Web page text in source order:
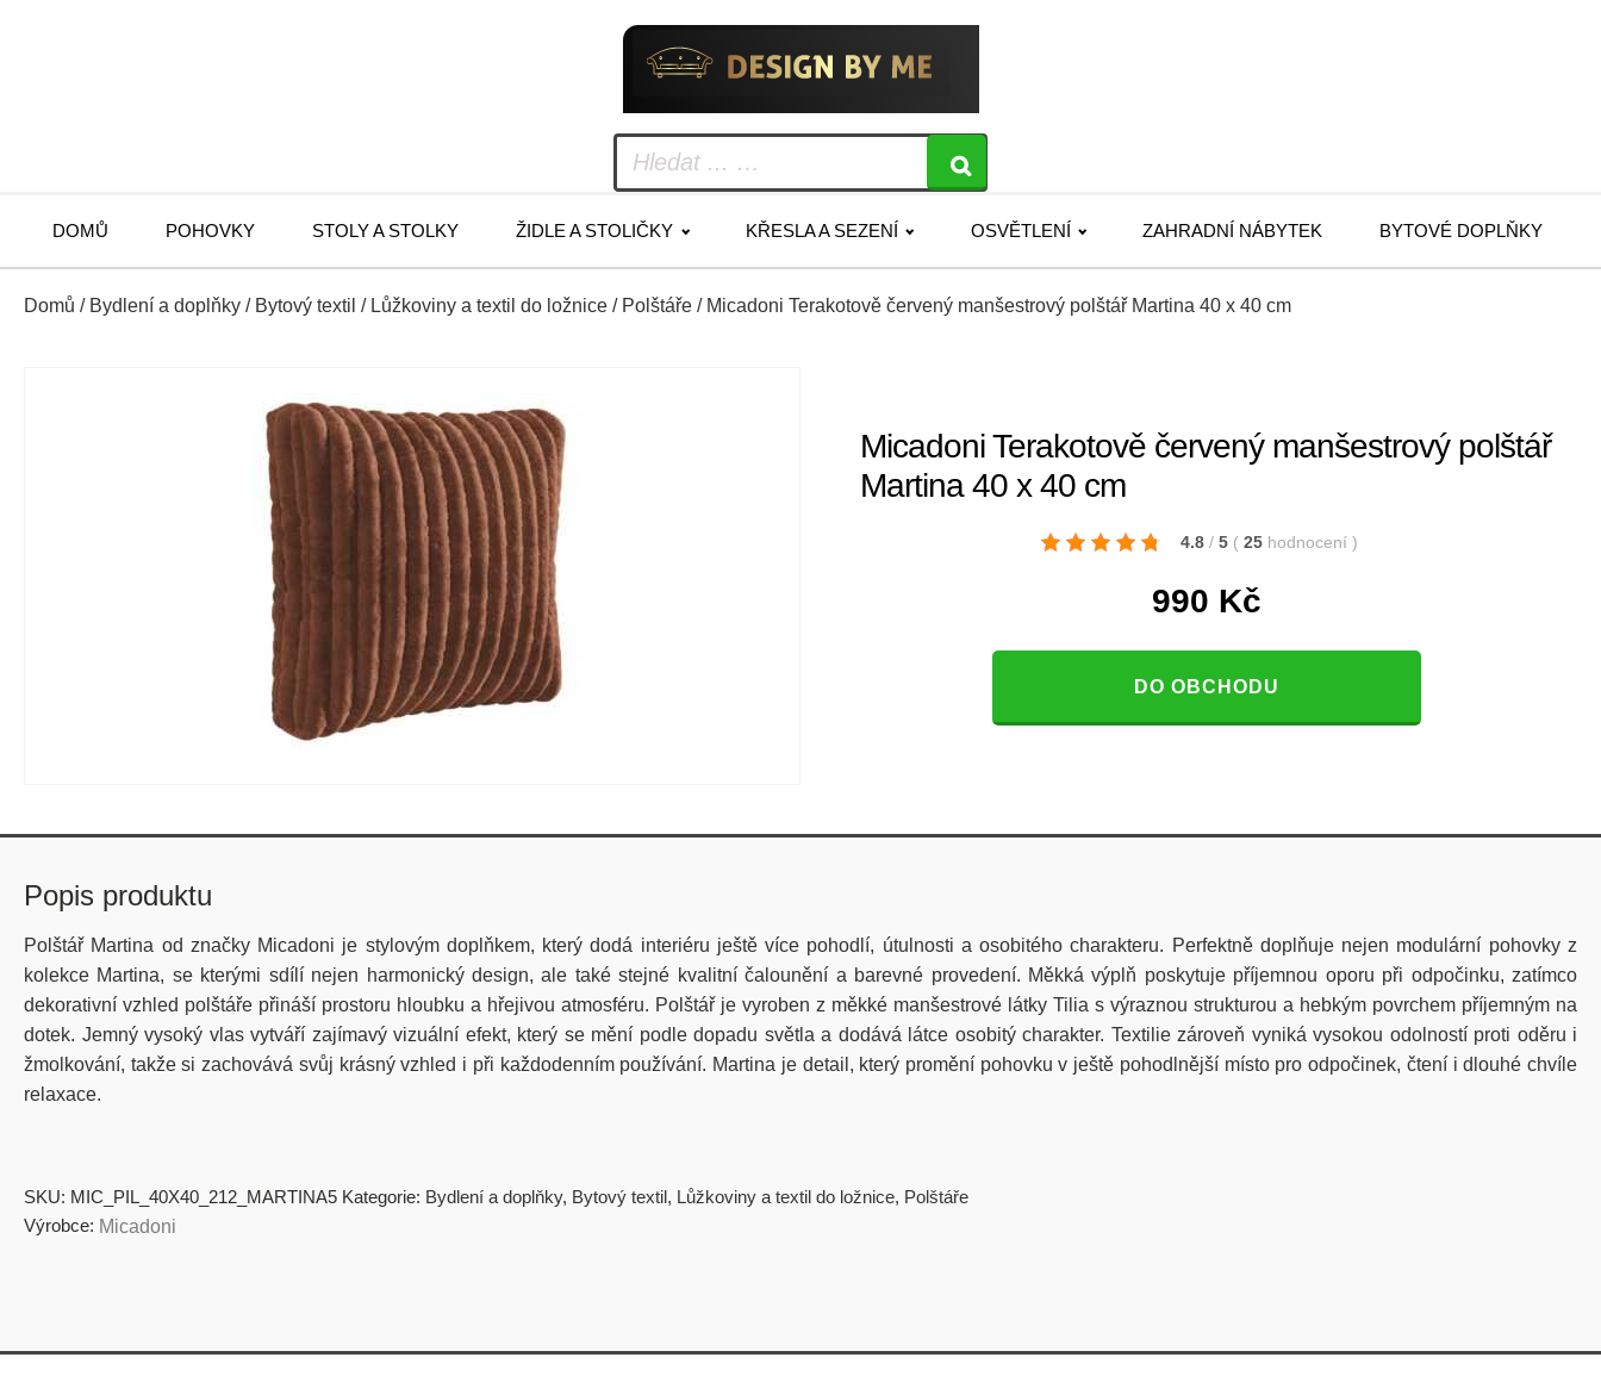
DOMŮ POHOVKY STOLY A STOLKY ŽIDLE A STOLIČKY KŘESLA A SEZENÍ OSVĚTLENÍ ZAHRADNÍ NÁBYTEK BYTOVÉ DOPLŇKY
Domů / Bydlení a doplňky / Bytový textil / Lůžkoviny a textil do ložnice / Polštáře / Micadoni Terakotově červený manšestrový polštář Martina 40 x 40 cm
Micadoni Terakotově červený manšestrový polštář
Martina 40 x 40 cm
4.8 / 5 ( 25 hodnocení )
990 Kč
DO OBCHODU
Popis produktu
Polštář Martina od značky Micadoni je stylovým doplňkem, který dodá interiéru ještě více pohodlí, útulnosti a osobitého charakteru. Perfektně doplňuje nejen modulární pohovky z
kolekce Martina, se kterými sdílí nejen harmonický design, ale také stejné kvalitní čalounění a barevné provedení. Měkká výplň poskytuje příjemnou oporu při odpočinku, zatímco
dekorativní vzhled polštáře přináší prostoru hloubku a hřejivou atmosféru. Polštář je vyroben z měkké manšestrové látky Tilia s výraznou strukturou a hebkým povrchem příjemným na
dotek. Jemný vysoký vlas vytváří zajímavý vizuální efekt, který se mění podle dopadu světla a dodává látce osobitý charakter. Textilie zároveň vyniká vysokou odolností proti oděru i
žmolkování, takže si zachovává svůj krásný vzhled i při každodenním používání. Martina je detail, který promění pohovku v ještě pohodlnější místo pro odpočinek, čtení i dlouhé chvíle
relaxace.
SKU: MIC_PIL_40X40_212_MARTINA5 Kategorie: Bydlení a doplňky, Bytový textil, Lůžkoviny a textil do ložnice, Polštáře
Výrobce: Micadoni